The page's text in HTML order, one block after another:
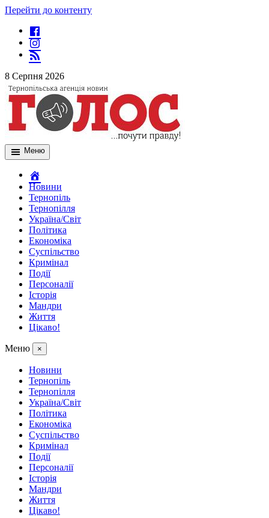
Перейти до контенту
8 Серпня 2026
Меню
Новини
Тернопіль
Тернопілля
Україна/Світ
Політика
Економіка
Суспільство
Кримінал
Події
Персоналії
Історія
Мандри
Життя
Цікаво!
Меню ×
Новини
Тернопіль
Тернопілля
Україна/Світ
Політика
Економіка
Суспільство
Кримінал
Події
Персоналії
Історія
Мандри
Життя
Цікаво!